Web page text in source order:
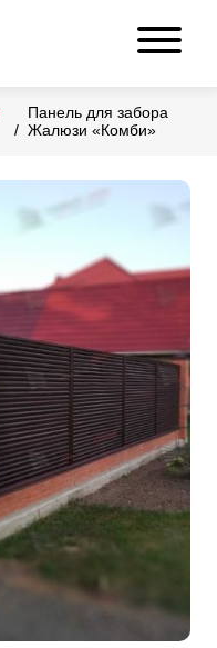
Панель для забора
Жалюзи «Комби»